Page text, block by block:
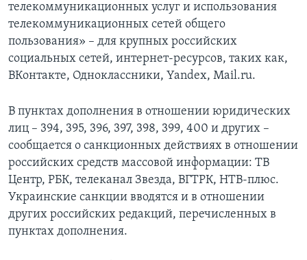
телекоммуникационных услуг и использования
телекоммуникационных сетей общего
пользования» – для крупных российских
социальных сетей, интернет-ресурсов, таких как,
ВКонтакте, Одноклассники, Yandex, Mail.ru.
В пунктах дополнения в отношении юридических
лиц – 394, 395, 396, 397, 398, 399, 400 и других –
сообщается о санкционных действиях в отношении
российских средств массовой информации: ТВ
Центр, РБК, телеканал Звезда, ВГТРК, НТВ-плюс.
Украинские санкции вводятся и в отношении
других российских редакций, перечисленных в
пунктах дополнения.